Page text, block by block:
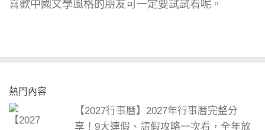
喜歡中國文學風格的朋友可一定要試試看呢。
熱門內容
【2027行事曆】2027年行事曆完整分
享！9大連假、請假攻略一次看，全年放